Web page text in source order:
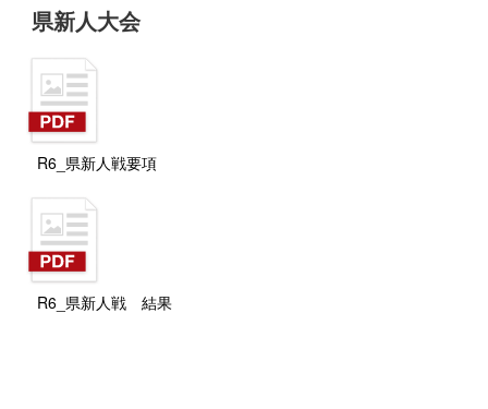
県新人大会
R6_県新人戦要項
R6_県新人戦 結果